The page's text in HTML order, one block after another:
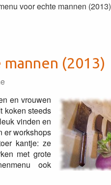
voor echte mannen (2013)
(2013)
en vrouwen
koken steeds
vinden en
er workshops
kantje: ze
met grote
ook